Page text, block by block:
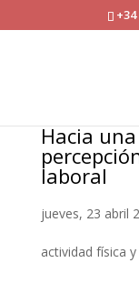
+34
Hacia
laboral
jueves, 23 abril
actividad física